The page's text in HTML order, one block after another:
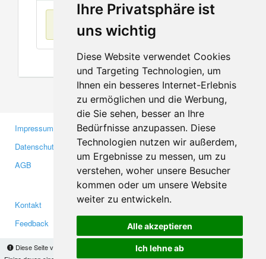
Ihre Privatsphäre ist
uns wichtig
Diese Website verwendet Cookies
und Targeting Technologien, um
Ihnen ein besseres Internet-Erlebnis
zu ermöglichen und die Werbung,
die Sie sehen, besser an Ihre
Bedürfnisse anzupassen. Diese
Technologien nutzen wir außerdem,
um Ergebnisse zu messen, um zu
verstehen, woher unsere Besucher
kommen oder um unsere Website
weiter zu entwickeln.
Alle akzeptieren
Ich lehne ab
Diese Seite verwendet Cookies, um Informationen auf Ihrem Computer zu speichern.
Keine Einträge
Impressum
Datenschutzerklärung
AGB
Gewerbetreibende
Investoren
Medien
Kontakt
Feedback
Facebook
Twitter
YouTube